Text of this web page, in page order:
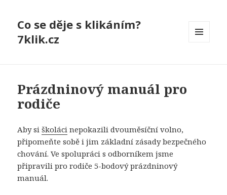
Co se děje s klikáním?
7klik.cz
Prázdninový manuál pro
rodiče
Aby siškoláci nepokazili dvouměsíční volno,
připomeňte sobě i jim základní zásady bezpečného
chování. Ve spolupráci s odborníkem jsme
připravili pro rodiče 5-bodový prázdninový
manuál.